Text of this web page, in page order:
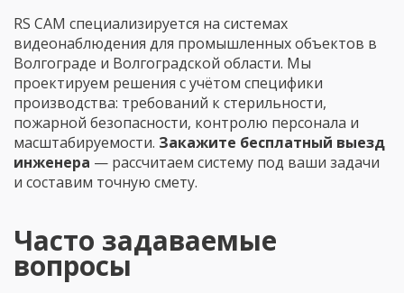
RS CAM специализируется на системах
видеонаблюдения для промышленных объектов в
Волгограде и Волгоградской области. Мы
проектируем решения с учётом специфики
производства: требований к стерильности,
пожарной безопасности, контролю персонала и
масштабируемости. Закажите бесплатный выезд
инженера — рассчитаем систему под ваши задачи
и составим точную смету.
Часто задаваемые
вопросы